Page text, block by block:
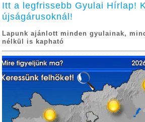
Itt a legfrissebb Gyulai Hírlap!
újságárusoknál!
Lapunk ajánlott minden gyulainak,
nélkül is kapható